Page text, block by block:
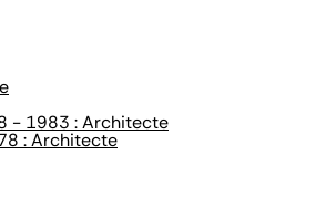
- 1983 : Architecte
: Architecte